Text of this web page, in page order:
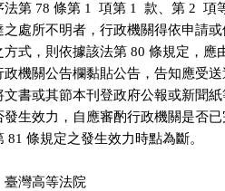
法第 78 條第 1  項第 1  款、第 2  項
之處所不明者，行政機關得依申請
方式，則依據該法第 80 條規定，應
政機關公告欄黏貼公告，告知應受
文書或其節本刊登政府公報或新聞
發生效力，自應審酌行政機關是否
81 條規定之發生效力時點為斷。
臺灣高等法院